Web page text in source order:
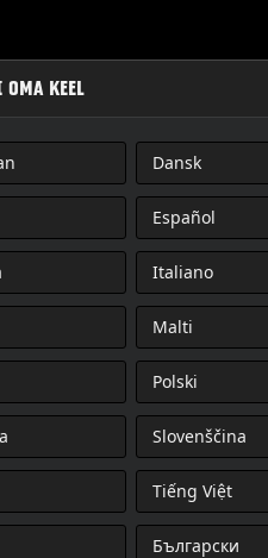
KEEL
Dansk
Español
Italiano
Malti
Polski
Slovenščina
Tiếng Việt
Български